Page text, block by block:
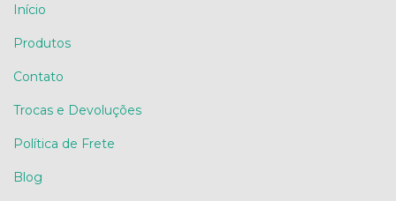
Início
Produtos
Contato
Trocas e Devoluções
Política de Frete
Blog